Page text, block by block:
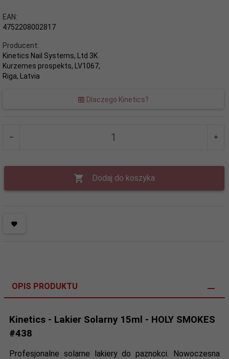
EAN:
4752208002817
Producent:
Kinetics Nail Systems, Ltd 3K
Kurzemes prospekts, LV1067,
Riga, Latvia
Dlaczego Kinetics?
Dodaj do koszyka
OPIS PRODUKTU
Kinetics - Lakier Solarny 15ml - HOLY SMOKES
#438
Profesjonalne solarne lakiery do paznokci. Nowoczesna